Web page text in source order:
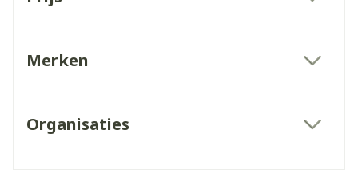
Merken
Organisaties